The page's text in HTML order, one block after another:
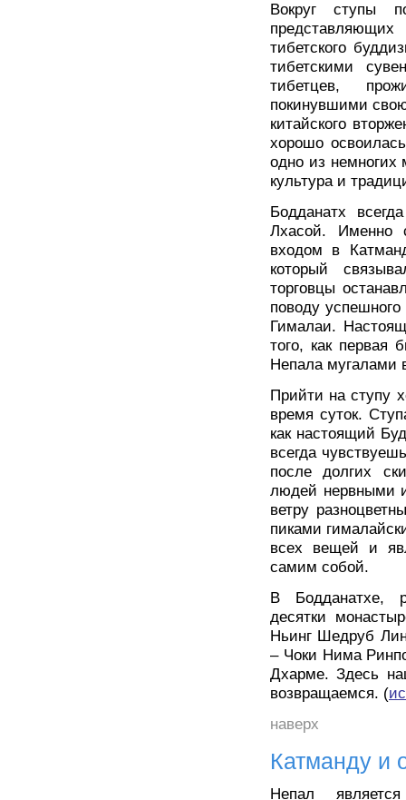
Вокруг ступы
тибетского
тибетскими
тибетцев,
покинувшими
китайского
хорошо
одно из немногих
культура и
Бодданатх
Лхасой. Именно
входом в
который
торговцы
поводу успешного
Гималаи.
того, как первая
Непала мугалами
Прийти на ступу
время суток.
как настоящий
всегда
после долгих
людей нервными
ветру
пиками
всех вещей и
самим собой.
В Бодданатхе,
десятки
Ньинг Шедруб
– Чоки Нима
Дхарме. Здесь
возвращаемся. (
наверх
Катманду и
Непал